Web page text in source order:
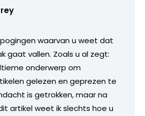
waarvan u weet dat
gaat vallen. Zoals u al zegt:
onderwerp om
gelezen en geprezen te
is getrokken, maar na
artikel weet ik slechts hoe u